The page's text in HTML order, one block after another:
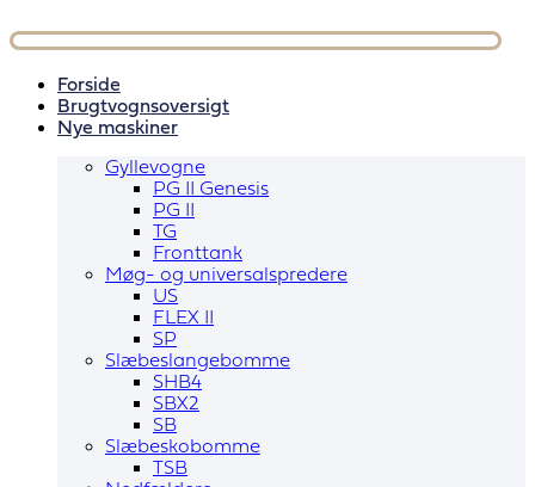
til
Forside
Brugtvognsoversigt
Nye maskiner
Gyllevogne
PG II Genesis
PG II
TG
Fronttank
Møg- og universalspredere
US
FLEX II
SP
Slæbeslangebomme
SHB4
SBX2
SB
Slæbeskobomme
TSB